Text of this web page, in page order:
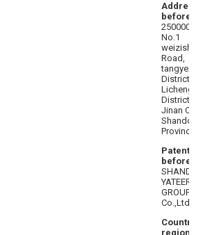
Address
before
250000
No.1
weizishan
Road,
tangyexin
District,
Licheng
District,
Jinan City,
Shandong
Province
Patentee
before
YATEER
GROUP
Co.,Ltd.
Country
region